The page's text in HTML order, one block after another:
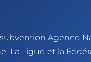
Agence
La Ligue et la